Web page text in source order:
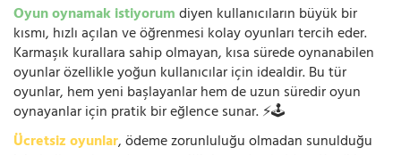
Oyun oynamak istiyorumdiyen kullanıcıların büyük bir
kısmı, hızlı açılan ve öğrenmesi kolay oyunları tercih eder.
Karmaşık kurallara sahip olmayan, kısa sürede oynanabilen
oyunlar özellikle yoğun kullanıcılar için idealdir. Bu tür
oyunlar, hem yeni başlayanlar hem de uzun süredir oyun
oynayanlar için pratik bir eğlence sunar. ⚡🕹️
Ücretsiz oyunlar, ödeme zorunluluğu olmadan sunulduğu